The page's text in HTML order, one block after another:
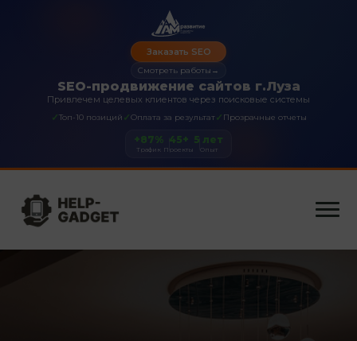
SEO-продвижение сайтов г.Луза
Привлечем целевых клиентов через поисковые системы
✓Топ-10 позиций ✓Оплата за результат✓ Прозрачные отчеты
Заказать SEO
Смотреть работы →
+87%
Трафик
45+
Проекты
5 лет
Опыт